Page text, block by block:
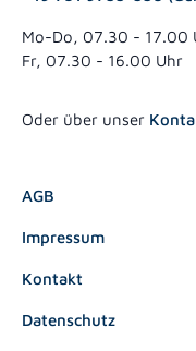
Mo-Do, 07.30 - 17.00
Fr, 07.30 - 16.00 Uhr
Oder über unser
AGB
Impressum
Kontakt
Datenschutz